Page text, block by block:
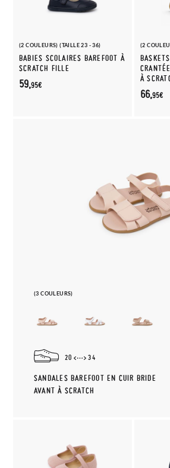
(2 COULEURS) (TAILLE 23 - 36)
BABIES SCOLAIRES BAREFOOT À
SCRATCH FILLE
59,95€
(2
À
66,95€
(3 COULEURS)
20 34
SANDALES BAREFOOT EN CUIR BRIDE
AVANT À SCRATCH